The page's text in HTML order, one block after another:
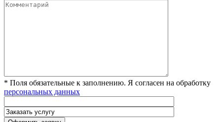
* Поля обязательные к заполнению. Я согласен на обработку
персональных данных